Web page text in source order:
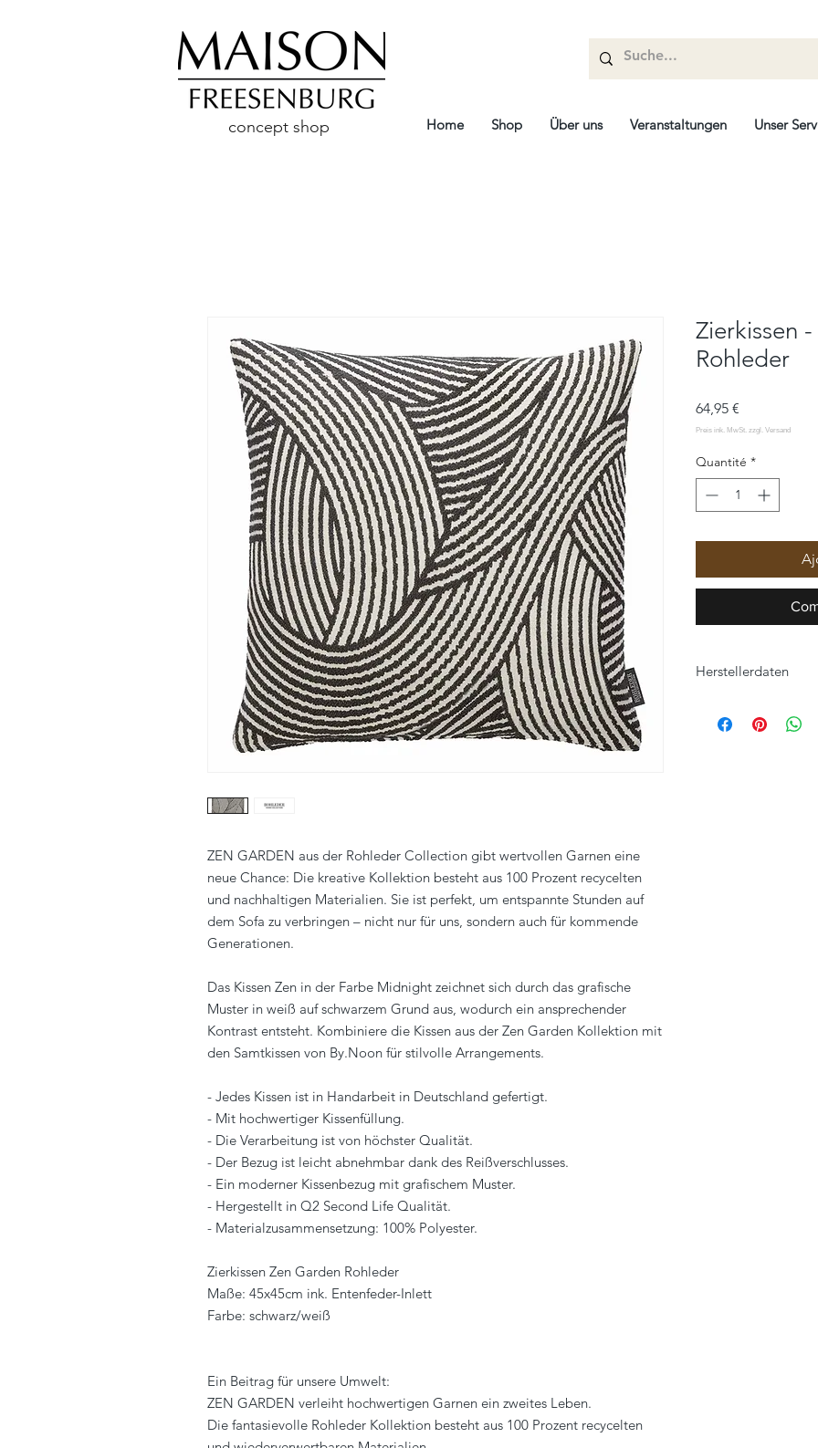
concept shop Home Shop Über uns Veranstaltungen Unser
ZEN GARDEN aus der Rohleder Collection gibt wertvollen Garnen eine
neue Chance: Die kreative Kollektion besteht aus 100 Prozent recycelten
und nachhaltigen Materialien. Sie ist perfekt, um entspannte Stunden auf
dem Sofa zu verbringen – nicht nur für uns, sondern auch für kommende
Generationen.
Das Kissen Zen in der Farbe Midnight zeichnet sich durch das grafische
Muster in weiß auf schwarzem Grund aus, wodurch ein ansprechender
Kontrast entsteht. Kombiniere die Kissen aus der Zen Garden Kollektion mit
den Samtkissen von By.Noon für stilvolle Arrangements.
- Jedes Kissen ist in Handarbeit in Deutschland gefertigt.
- Mit hochwertiger Kissenfüllung.
- Die Verarbeitung ist von höchster Qualität.
- Der Bezug ist leicht abnehmbar dank des Reißverschlusses.
- Ein moderner Kissenbezug mit grafischem Muster.
- Hergestellt in Q2 Second Life Qualität.
- Materialzusammensetzung: 100% Polyester.
Zierkissen Zen Garden Rohleder
Maße: 45x45cm ink. Entenfeder-Inlett
Farbe: schwarz/weiß
Ein Beitrag für unsere Umwelt:
ZEN GARDEN verleiht hochwertigen Garnen ein zweites Leben.
Die fantasievolle Rohleder Kollektion besteht aus 100 Prozent recycelten
Zierkissen
Rohleder
64,95 €
Quantité *
Herstellerdaten
Hofer Straße 25